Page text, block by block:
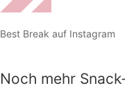
Best Break auf Instagram
Noch mehr